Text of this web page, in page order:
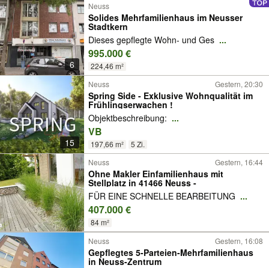
6
Neuss
Solides Mehrfamilienhaus im Neusser
Stadtkern
Dieses gepflegte Wohn- und Ges ...
995.000 €
224,46 m²
15
Neuss Gestern, 20:30
Spring Side - Exklusive Wohnqualität im
Frühlingserwachen !
Objektbeschreibung: ...
VB
197,66 m²
5 Zi.
Neuss
Gestern, 16:44
Ohne Makler Einfamilienhaus mit
Stellplatz in 41466 Neuss -
FÜR EINE SCHNELLE BEARBEITUNG ...
407.000 €
84 m²
Neuss Gestern, 16:08
Gepflegtes 5-Parteien-Mehrfamilienhaus
in Neuss-Zentrum